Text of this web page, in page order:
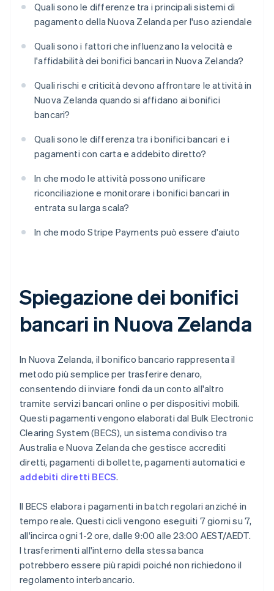
Quali sono le differenze tra i principali sistemi di
pagamento della Nuova Zelanda per l'uso aziendale
Quali sono i fattori che influenzano la velocità e
l'affidabilità dei bonifici bancari in Nuova Zelanda?
Quali rischi e criticità devono affrontare le attività in
Nuova Zelanda quando si affidano ai bonifici
bancari?
Quali sono le differenza tra i bonifici bancari e i
pagamenti con carta e addebito diretto?
In che modo le attività possono unificare
riconciliazione e monitorare i bonifici bancari in
entrata su larga scala?
In che modo Stripe Payments può essere d'aiuto
Spiegazione dei bonifici
bancari in Nuova Zelanda
In Nuova Zelanda, il bonifico bancario rappresenta il
metodo più semplice per trasferire denaro,
consentendo di inviare fondi da un conto all'altro
tramite servizi bancari online o per dispositivi mobili.
Questi pagamenti vengono elaborati dal Bulk Electronic
Clearing System (BECS), un sistema condiviso tra
Australia e Nuova Zelanda che gestisce accrediti
diretti, pagamenti di bollette, pagamenti automatici e
addebiti diretti BECS.
Il BECS elabora i pagamenti in batch regolari anziché in
tempo reale. Questi cicli vengono eseguiti 7 giorni su 7,
all'incirca ogni 1-2 ore, dalle 9:00 alle 23:00 AEST/AEDT.
I trasferimenti all'interno della stessa banca
potrebbero essere più rapidi poiché non richiedono il
regolamento interbancario.